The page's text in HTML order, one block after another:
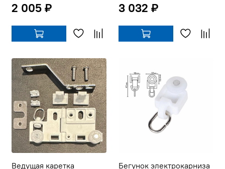
2 005 ₽ 3 032 ₽
Ведущая каретка
Бегунок электрокарниза